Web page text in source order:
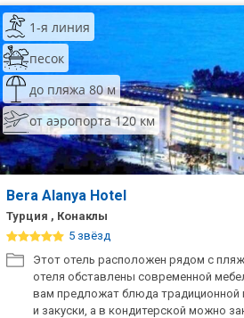
1-я линия
песок
до пляжа 80 м
от аэропорта 120 км
Bera Alanya Hotel
Турция , Конаклы
5 звёзд
Этот отель расположен рядом с
отеля обставлены современной
вам предложат блюда традиционной
и закуски, а в кондитерской можно